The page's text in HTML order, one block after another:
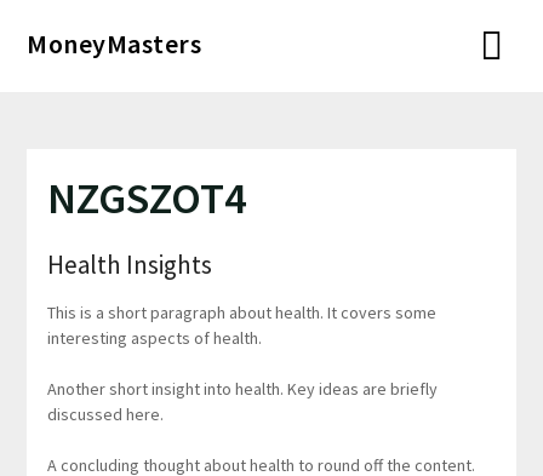
MoneyMasters
NZGSZOT4
Health Insights
This is a short paragraph about health. It covers some
interesting aspects of health.
Another short insight into health. Key ideas are briefly
discussed here.
A concluding thought about health to round off the content.